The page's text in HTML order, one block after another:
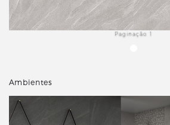
Paginação 1
Ambientes